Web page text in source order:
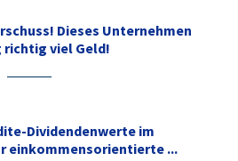
Dieses Unternehmen
viel Geld!
Dividendenwerte im
einkommensorientierte ...